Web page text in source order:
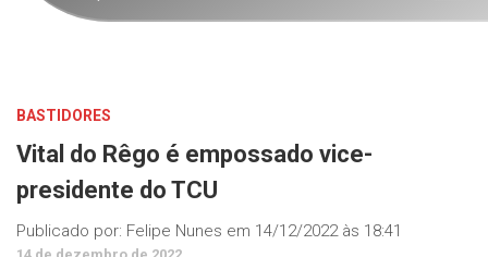
BASTIDORES
Vital do Rêgo é empossado vice-
presidente do TCU
Publicado por: Felipe Nunes em 14/12/2022 às 18:41